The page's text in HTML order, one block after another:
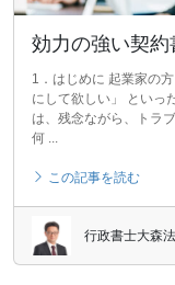
効力の強い契
1．はじめに 起業家の
にして欲しい」 といっ
は、残念ながら、トラ
何 ...
この記事を読む
行政書士大森